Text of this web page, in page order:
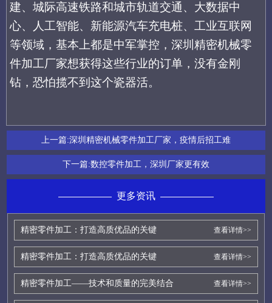
建、城际高速铁路和城市轨道交通、大数据中
心、人工智能、新能源汽车充电桩、工业互联网
等领域，基本上都是中军掌控，深圳精密机械零
件加工厂家想获得这些行业的订单，没有金刚
钻，恐怕揽不到这个瓷器活。
上一篇:深圳精密机械零件加工厂家，疫情后招工难
下一篇:数控零件加工，深圳厂家更有效
更多资讯
精密零件加工：打造高质优品的关键 查看详情>>
精密零件加工：打造高质优品的关键 查看详情>>
精密零件加工——技术和质量的完美结合 查看详情>>